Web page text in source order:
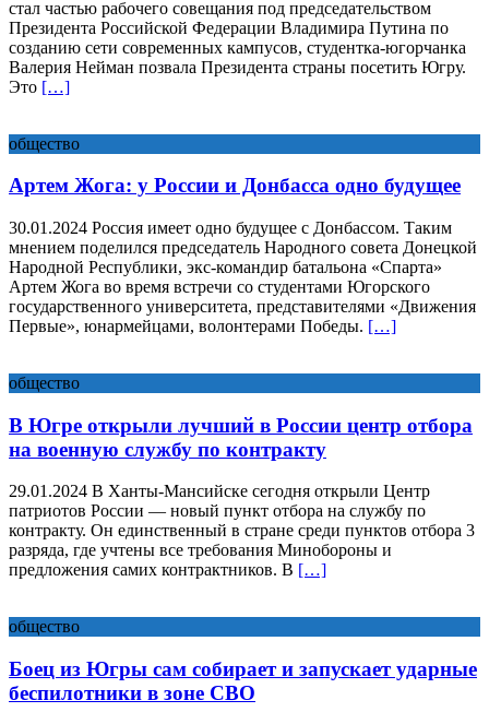
стал частью рабочего совещания под председательством
Президента Российской Федерации Владимира Путина по
созданию сети современных кампусов, студентка-югорчанка
Валерия Нейман позвала Президента страны посетить Югру.
Это […]
общество
Артем Жога: у России и Донбасса одно будущее
30.01.2024 Россия имеет одно будущее с Донбассом. Таким
мнением поделился председатель Народного совета Донецкой
Народной Республики, экс-командир батальона «Спарта»
Артем Жога во время встречи со студентами Югорского
государственного университета, представителями «Движения
Первые», юнармейцами, волонтерами Победы. […]
общество
В Югре открыли лучший в России центр отбора
на военную службу по контракту
29.01.2024 В Ханты-Мансийске сегодня открыли Центр
патриотов России — новый пункт отбора на службу по
контракту. Он единственный в стране среди пунктов отбора 3
разряда, где учтены все требования Минобороны и
предложения самих контрактников. В […]
общество
Боец из Югры сам собирает и запускает ударные
беспилотники в зоне СВО